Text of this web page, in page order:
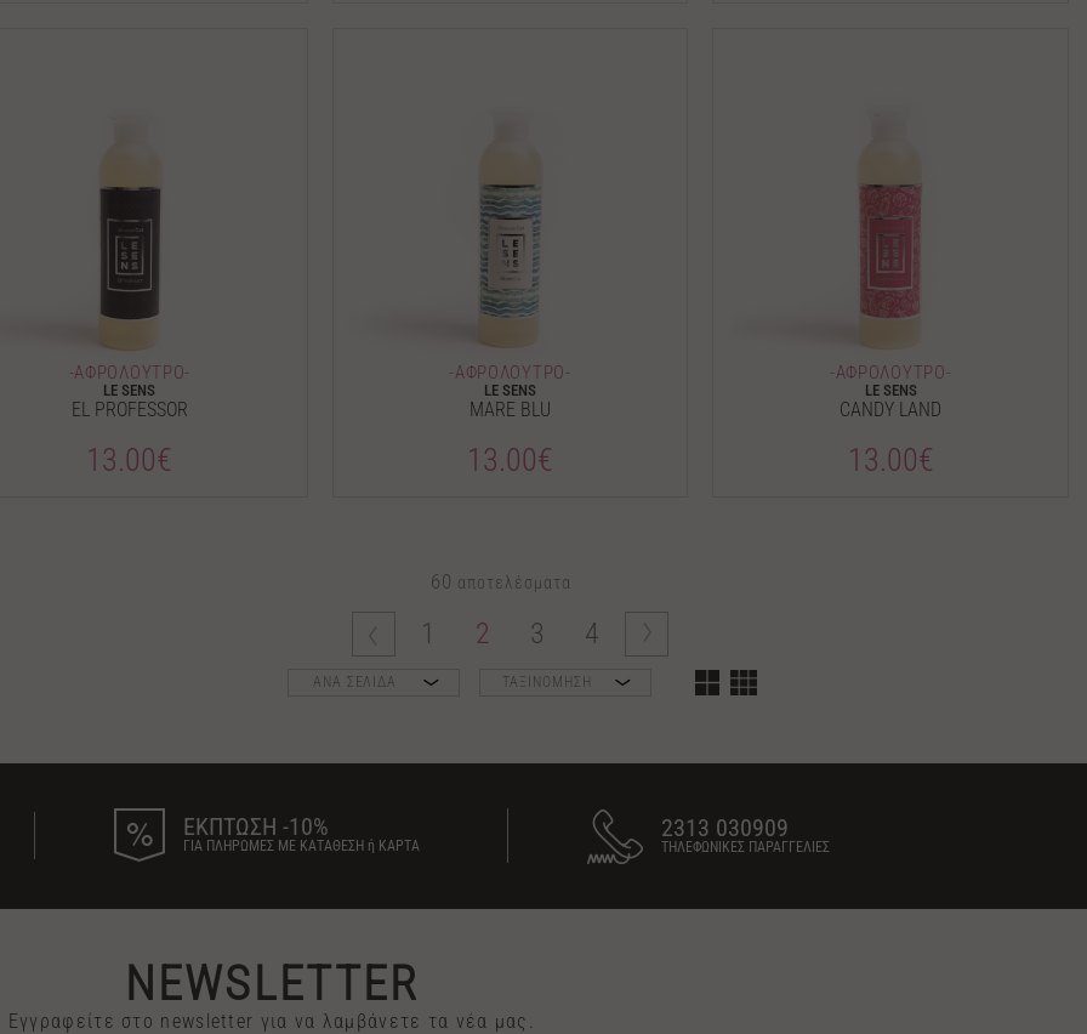
-ΑΦΡΟΛΟΥΤΡΟ-
LE SENS
EL PROFESSOR
13.00€
-ΑΦΡΟΛΟΥΤΡΟ-
LE SENS
MARE BLU
13.00€
-ΑΦΡΟΛΟΥΤΡΟ-
LE SENS
CANDY LAND
13.00€
60 αποτελέσματα
1 2 3 4
ΑΝΑ ΣΕΛΙΔΑ ΤΑΞΙΝΟΜΗΣΗ
ΕΚΠΤΩΣΗ -10%
ΓΙΑ ΠΛΗΡΩΜΕΣ ΜΕ ΚΑΤΑΘΕΣΗ ή ΚΑΡΤΑ
2313 030909
ΤΗΛΕΦΩΝΙΚΕΣ ΠΑΡΑΓΓΕΛΙΕΣ
NEWSLETTER
Εγγραφείτε στο newsletter για να λαμβάνετε τα νέα μας.